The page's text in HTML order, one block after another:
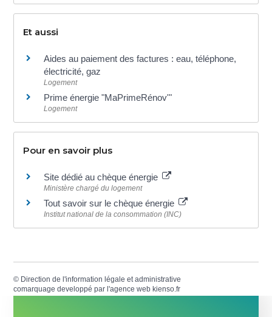
Et aussi
Aides au paiement des factures : eau, téléphone,
électricité, gaz
Logement
Prime énergie "MaPrimeRénov'"
Logement
Pour en savoir plus
Site dédié au chèque énergie
Ministère chargé du logement
Tout savoir sur le chèque énergie
Institut national de la consommation (INC)
© Direction de l'information légale et administrative
comarquage developpé par l'agence web kienso.fr